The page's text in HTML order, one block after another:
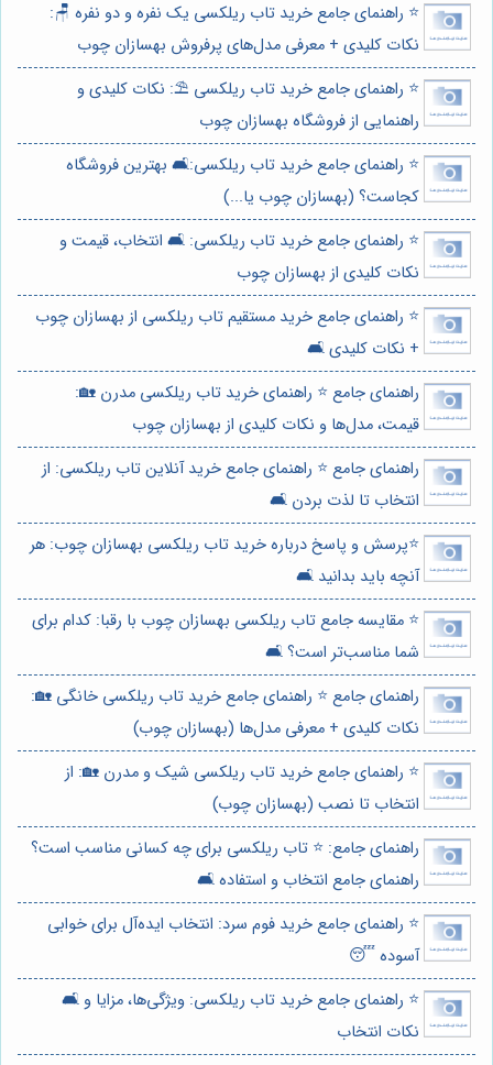
⭐️ راهنمای جامع خرید تاب ریلکسی یک نفره و دو نفره 🪑:
نکات کلیدی + معرفی مدل‌های پرفروش بهسازان چوب
⭐️ راهنمای جامع خرید تاب ریلکسی ⛱️: نکات کلیدی و
راهنمایی از فروشگاه بهسازان چوب
⭐️ راهنمای جامع خرید تاب ریلکسی:🛋️ بهترین فروشگاه
کجاست؟ (بهسازان چوب یا...)
⭐️ راهنمای جامع خرید تاب ریلکسی: 🛋️ انتخاب، قیمت و
نکات کلیدی از بهسازان چوب
⭐️ راهنمای جامع خرید مستقیم تاب ریلکسی از بهسازان چوب
+ نکات کلیدی 🛋️
راهنمای جامع ⭐️ راهنمای خرید تاب ریلکسی مدرن 🏡:
قیمت، مدل‌ها و نکات کلیدی از بهسازان چوب
راهنمای جامع ⭐️ راهنمای جامع خرید آنلاین تاب ریلکسی: از
انتخاب تا لذت بردن 🛋️
⭐️پرسش و پاسخ درباره خرید تاب ریلکسی بهسازان چوب: هر
آنچه باید بدانید 🛋️
⭐️ مقایسه جامع تاب ریلکسی بهسازان چوب با رقبا: کدام برای
شما مناسب‌تر است؟ 🛋️
راهنمای جامع ⭐️ راهنمای جامع خرید تاب ریلکسی خانگی 🏡:
نکات کلیدی + معرفی مدل‌ها (بهسازان چوب)
⭐️ راهنمای جامع خرید تاب ریلکسی شیک و مدرن 🏡: از
انتخاب تا نصب (بهسازان چوب)
راهنمای جامع: ⭐️ تاب ریلکسی برای چه کسانی مناسب است؟
راهنمای جامع انتخاب و استفاده 🛋️
⭐️ راهنمای جامع خرید فوم سرد: انتخاب ایده‌آل برای خوابی
آسوده 😴
⭐️ راهنمای جامع خرید تاب ریلکسی: ویژگی‌ها، مزایا و 🛋️
نکات انتخاب